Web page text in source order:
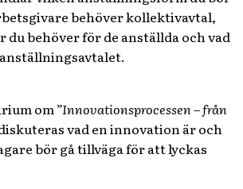
behöver kollektivavtal,
behöver för de anställda och vad
om”Innovationsprocessen – från
vad en innovation är och
bör gå tillväga för att lyckas